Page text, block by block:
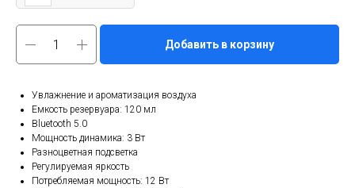
Добавить в корзину
Увлажнение и ароматизация воздуха
Емкость резервуара: 120 мл
Bluetooth 5.0
Мощность динамика: 3 Вт
Разноцветная подсветка
Регулируемая яркость
Потребляемая мощность: 12 Вт